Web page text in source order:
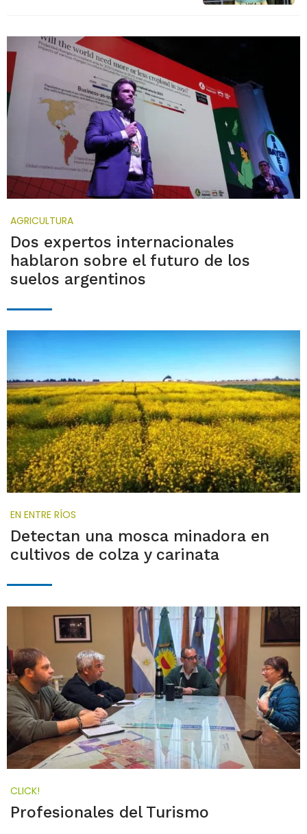
AGRICULTURA
Dos expertos internacionales
hablaron sobre el futuro de los
suelos argentinos
EN ENTRE RÍOS
Detectan una mosca minadora en
cultivos de colza y carinata
CLICK!
Profesionales del Turismo